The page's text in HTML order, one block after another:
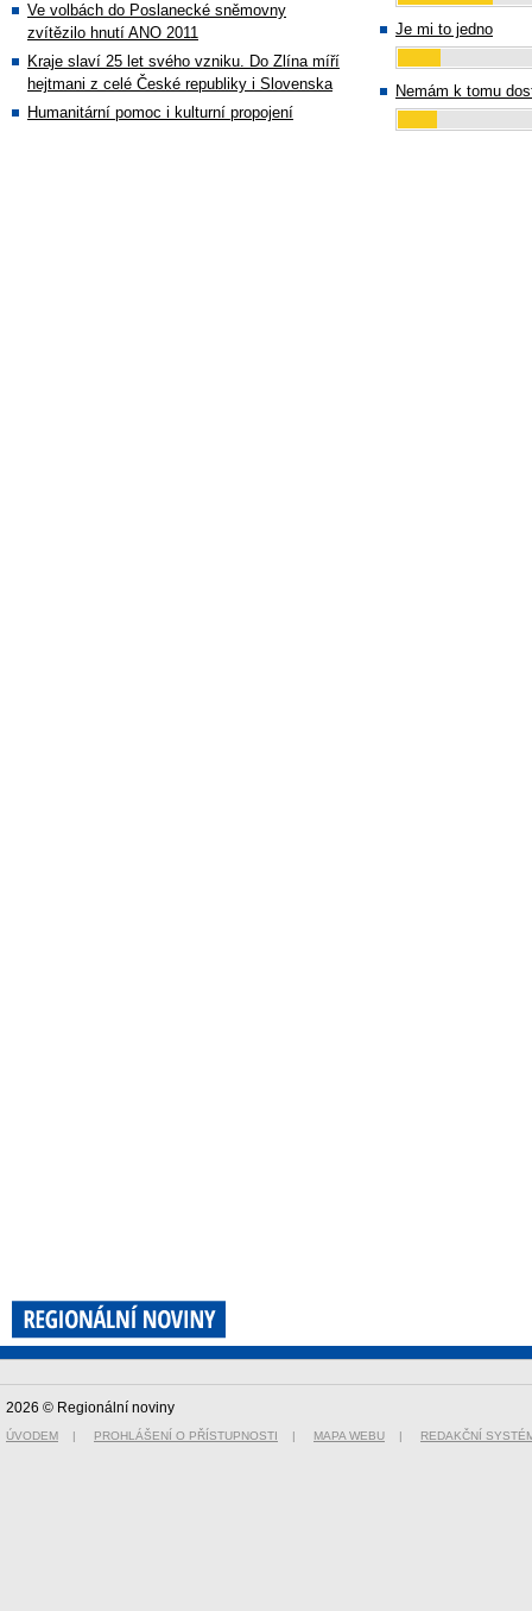
Ve volbách do Poslanecké sněmovny
zvítězilo hnutí ANO 2011
Kraje slaví 25 let svého vzniku. Do Zlína míří
hejtmani z celé České republiky i Slovenska
Humanitární pomoc i kulturní propojení
Je mi to jedno
Nemám k tomu
2026 © Regionální noviny
ÚVODEM | PROHLÁŠENÍ O PŘÍSTUPNOSTI | MAPA WEBU | REDAKČNÍ